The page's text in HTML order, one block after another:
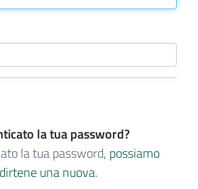
la tua password?
la tua password, possiamo
una nuova.